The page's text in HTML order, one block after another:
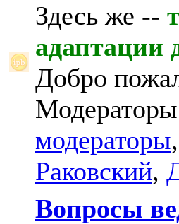
Здесь же --
адаптации
Добро
модераторы,
Раковский,
Вопросы